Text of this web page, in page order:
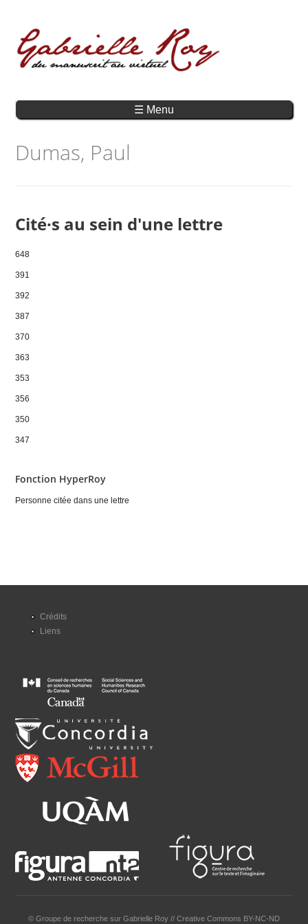
☰ Menu
Dumas, Paul
Cité·s au sein d'une lettre
648
391
392
387
370
363
353
356
350
347
Fonction HyperRoy
Personne citée dans une lettre
Crédits
Liens
© Groupe de recherche sur Gabrielle Roy // Creative Commons BY-NC-ND